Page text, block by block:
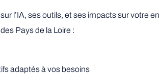
l’IA, ses outils, et ses impacts sur votre
Pays de la Loire :
adaptés à vos besoins